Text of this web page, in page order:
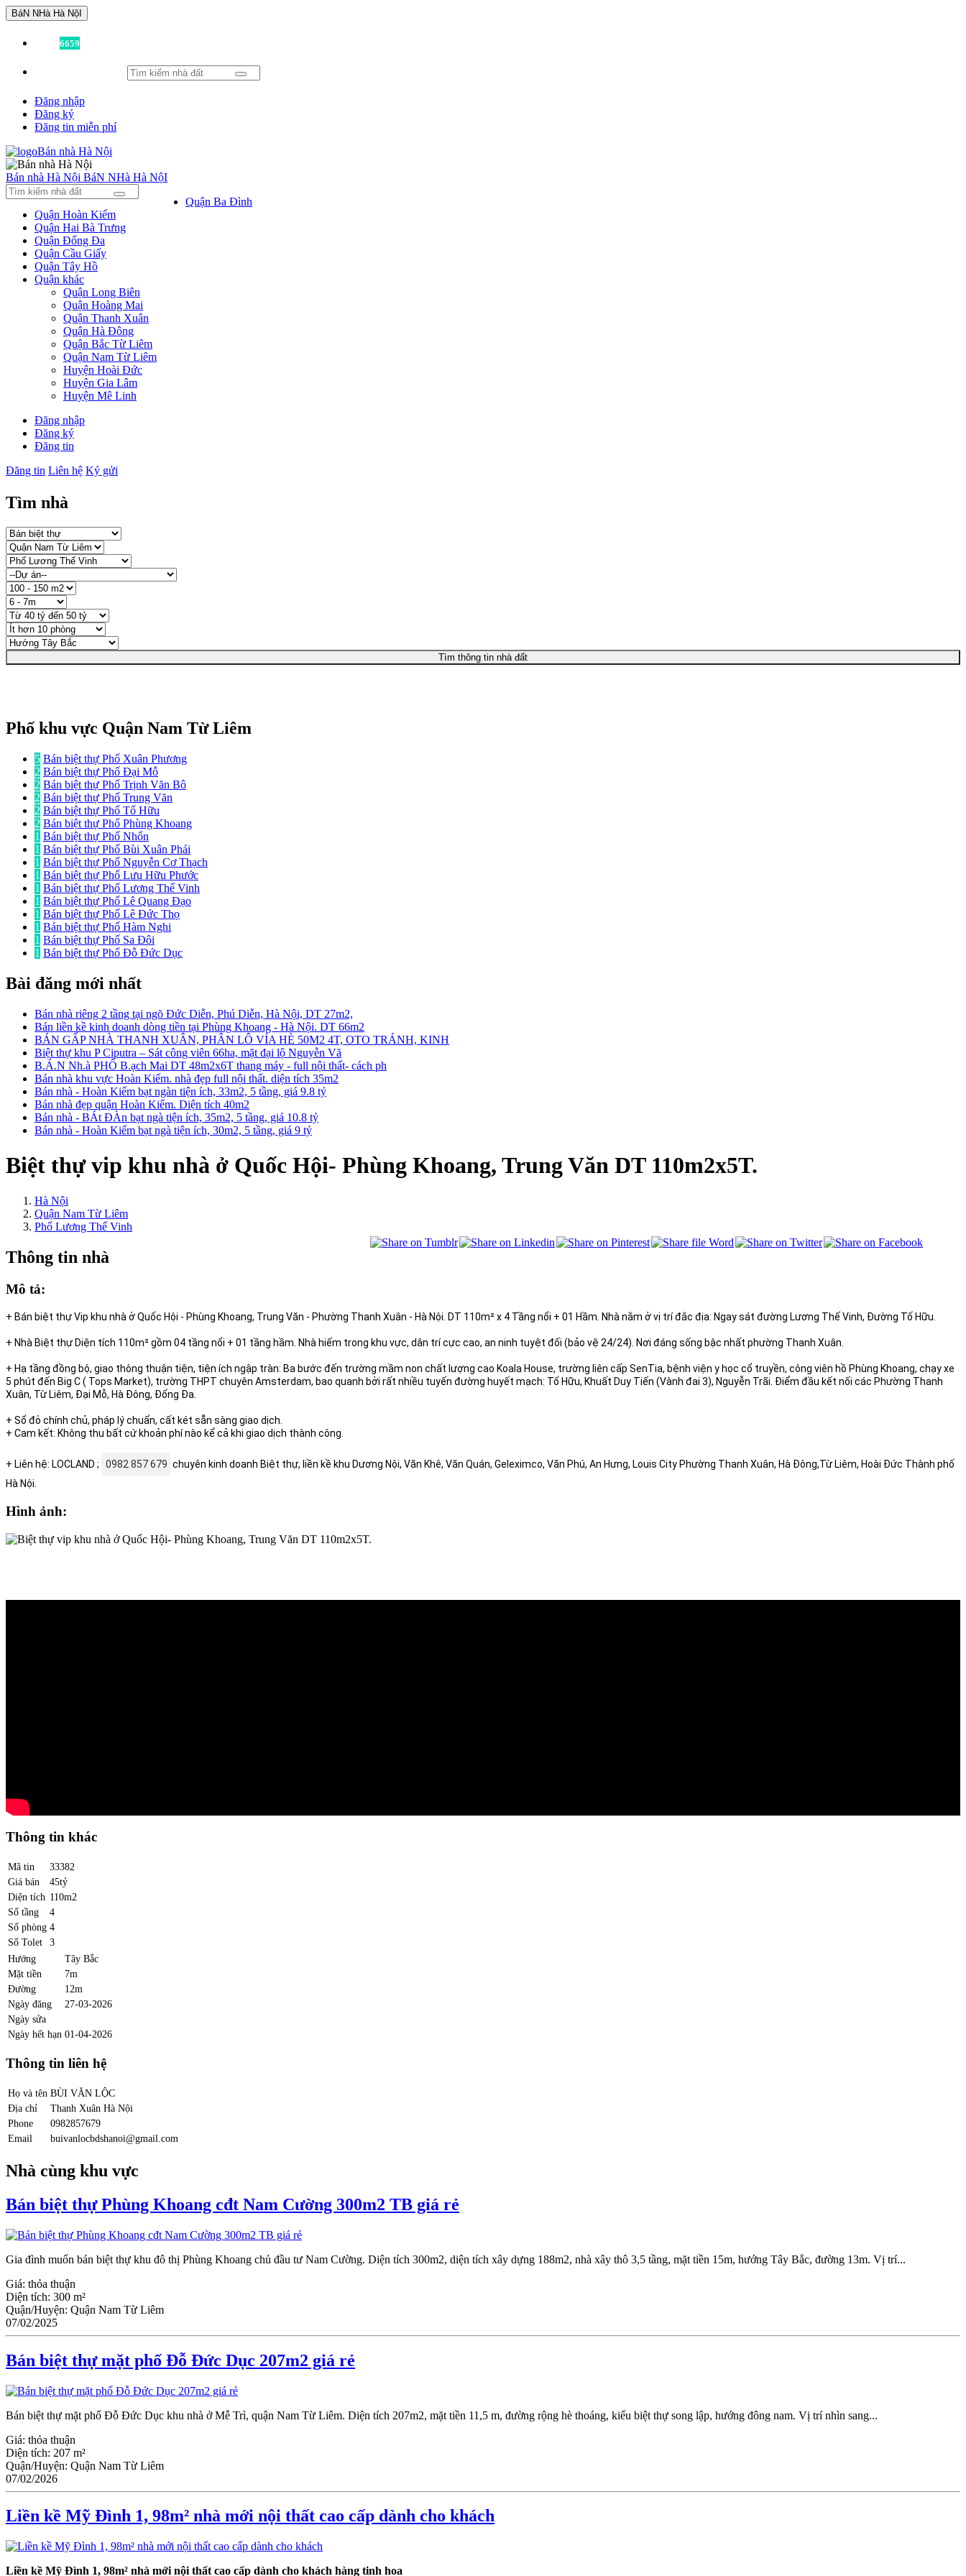
BáN NHà Hà NộI
6659
Đăng nhập
Đăng ký
Đăng tin miễn phí
Bán nhà Hà Nội BáN NHà Hà NộI
Quận Ba Đình
Quận Hoàn Kiếm
Quận Hai Bà Trưng
Quận Đống Đa
Quận Cầu Giấy
Quận Tây Hồ
Quận khác
Quận Long Biên
Quận Hoàng Mai
Quận Thanh Xuân
Quận Hà Đông
Quận Bắc Từ Liêm
Quận Nam Từ Liêm
Huyện Hoài Đức
Huyện Gia Lâm
Huyện Mê Linh
Đăng nhập
Đăng ký
Đăng tin
Đăng tin Liên hệ Ký gửi
Tìm nhà
Tìm thông tin nhà đất
Phố khu vực Quận Nam Từ Liêm
5 Bán biệt thự Phố Xuân Phương
2 Bán biệt thự Phố Đại Mỗ
2 Bán biệt thự Phố Trịnh Văn Bô
2 Bán biệt thự Phố Trung Văn
2 Bán biệt thự Phố Tố Hữu
2 Bán biệt thự Phố Phùng Khoang
1 Bán biệt thự Phố Nhổn
1 Bán biệt thự Phố Bùi Xuân Phái
1 Bán biệt thự Phố Nguyễn Cơ Thạch
1 Bán biệt thự Phố Lưu Hữu Phước
1 Bán biệt thự Phố Lương Thế Vinh
1 Bán biệt thự Phố Lê Quang Đạo
1 Bán biệt thự Phố Lê Đức Thọ
1 Bán biệt thự Phố Hàm Nghi
1 Bán biệt thự Phố Sa Đôi
1 Bán biệt thự Phố Đỗ Đức Dục
Bài đăng mới nhất
Bán nhà riêng 2 tầng tại ngõ Đức Diễn, Phú Diễn, Hà Nội, DT 27m2,
Bán liền kề kinh doanh dòng tiền tại Phùng Khoang - Hà Nội. DT 66m2
BÁN GẤP NHÀ THANH XUÂN, PHÂN LÔ VỈA HÈ 50M2 4T, OTO TRÁNH, KINH
Biệt thự khu P Ciputra – Sát công viên 66ha, mặt đại lộ Nguyễn Vă
B.Á.N Nh.à PHỐ B.ạch Mai DT 48m2x6T thang máy - full nội thất- cách ph
Bán nhà khu vực Hoàn Kiếm. nhà đẹp full nội thất. diện tích 35m2
Bán nhà - Hoàn Kiếm bạt ngàn tiện ích, 33m2, 5 tầng, giá 9.8 tỷ
Bán nhà đẹp quận Hoàn Kiếm. Diện tích 40m2
Bán nhà - BÁt ĐÀn bạt ngà tiện ích, 35m2, 5 tầng, giá 10.8 tỷ
Bán nhà - Hoàn Kiếm bạt ngà tiện ích, 30m2, 5 tầng, giá 9 tỷ
Biệt thự vip khu nhà ở Quốc Hội- Phùng Khoang, Trung Văn DT 110m2x5T.
Hà Nội
Quận Nam Từ Liêm
Phố Lương Thế Vinh
Thông tin nhà
Mô tả:
+ Bán biệt thự Vip khu nhà ở Quốc Hội - Phùng Khoang, Trung Văn - Phường Thanh Xuân - Hà Nội. DT 110m² x 4 Tầng nổi + 01 Hầm. Nhà nằm ở vị trí đắc địa: Ngay sát đường Lương Thế Vinh, Đường Tố Hữu.
+ Nhà Biệt thự Diện tích 110m² gồm 04 tầng nổi + 01 tầng hầm. Nhà hiếm trong khu vực, dân trí cực cao, an ninh tuyệt đối (bảo vệ 24/24). Nơi đáng sống bậc nhất phường Thanh Xuân.
+ Hạ tầng đồng bộ, giao thông thuận tiện, tiện ích ngập tràn: Ba bước đến trường mầm non chất lượng cao Koala House, trường liên cấp SenTia, bệnh viện y học cổ truyền, công viên hồ Phùng Khoang, chạy xe
5 phút đến Big C ( Tops Market), trường THPT chuyên Amsterdam, bao quanh bởi rất nhiều tuyến đường huyết mạch: Tố Hữu, Khuất Duy Tiến (Vành đai 3), Nguyễn Trãi. Điểm đầu kết nối các Phường Thanh
Xuân, Từ Liêm, Đại Mỗ, Hà Đông, Đống Đa.
+ Sổ đỏ chính chủ, pháp lý chuẩn, cất két sẵn sàng giao dịch.
+ Cam kết: Không thu bất cứ khoản phí nào kể cả khi giao dịch thành công.
+ Liên hệ: LOCLAND ; 0982 857 679 chuyên kinh doanh Biệt thự, liền kề khu Dương Nội, Văn Khê, Văn Quán, Geleximco, Văn Phú, An Hưng, Louis City Phường Thanh Xuân, Hà Đông,Từ Liêm, Hoài Đức Thành phố
Hà Nội.
Hình ảnh:
Thông tin khác
Mã tin
33382
Giá bán
45tỷ
Diện tích 110m2
Số tầng
4
Số phòng 4
Số Tolet
3
Hướng
Tây Bắc
Mặt tiền
7m
Đường
12m
Ngày đăng
27-03-2026
Ngày sửa
Ngày hết hạn 01-04-2026
Thông tin liên hệ
Họ và tên BÙI VĂN LỘC
Địa chỉ
Thanh Xuân Hà Nội
Phone
0982857679
Email
buivanlocbdshanoi@gmail.com
Nhà cùng khu vực
Bán biệt thự Phùng Khoang cđt Nam Cường 300m2 TB giá rẻ
Gia đình muốn bán biệt thự khu đô thị Phùng Khoang chủ đầu tư Nam Cường. Diện tích 300m2, diện tích xây dựng 188m2, nhà xây thô 3,5 tầng, mặt tiền 15m, hướng Tây Bắc, đường 13m. Vị trí...
Giá: thỏa thuận
Diện tích: 300 m²
Quận/Huyện: Quận Nam Từ Liêm
07/02/2025
Bán biệt thự mặt phố Đỗ Đức Dục 207m2 giá rẻ
Bán biệt thự mặt phố Đỗ Đức Dục khu nhà ở Mễ Trì, quận Nam Từ Liêm. Diện tích 207m2, mặt tiền 11,5 m, đường rộng hè thoáng, kiểu biệt thự song lập, hướng đông nam. Vị trí nhìn sang...
Giá: thỏa thuận
Diện tích: 207 m²
Quận/Huyện: Quận Nam Từ Liêm
07/02/2026
Liền kề Mỹ Đình 1, 98m² nhà mới nội thất cao cấp dành cho khách
Liền kề Mỹ Đình 1, 98m² nhà mới nội thất cao cấp dành cho khách hàng tinh hoa